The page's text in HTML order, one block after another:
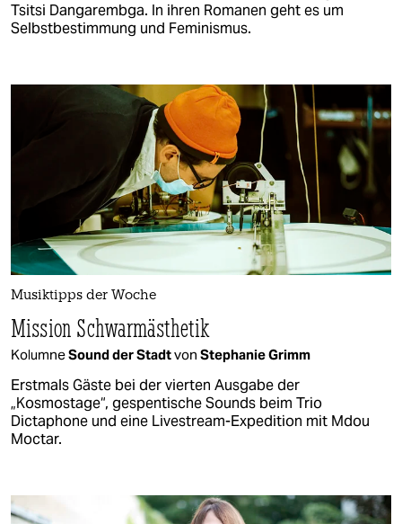
Tsitsi Dangarembga. In ihren Romanen geht es um
Selbstbestimmung und Feminismus.
Musiktipps der Woche
Mission Schwarmästhetik
KolumneSound der Stadtvon Stephanie Grimm
Erstmals Gäste bei der vierten Ausgabe der
„Kosmostage“, gespentische Sounds beim Trio
Dictaphone und eine Livestream-Expedition mit Mdou
Moctar.